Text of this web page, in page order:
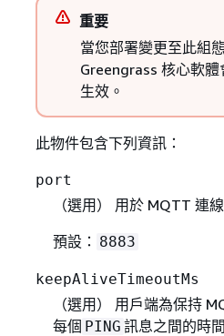
重要
當您部署變更至此組
Greengrass 核心軟
生效。
此物件包含下列資訊：
port
（選用） 用於 MQTT 連
預設： 8883
keepAliveTimeoutMs
（選用） 用戶端為保持
每個 PING 訊息之間的時